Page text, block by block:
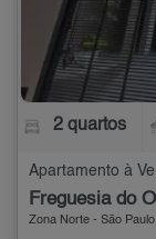
2 quartos
Apartamento à
Freguesia do Ó
Zona Norte - São Paulo